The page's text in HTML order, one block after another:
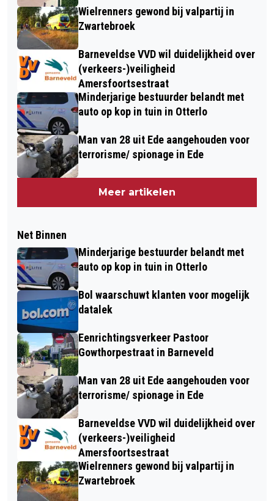
Wielrenners gewond bij valpartij in
Zwartebroek
Barneveldse VVD wil duidelijkheid over
(verkeers-)veiligheid
Amersfoortsestraat
Minderjarige bestuurder belandt met
auto op kop in tuin in Otterlo
Man van 28 uit Ede aangehouden voor
terrorisme/ spionage in Ede
Meer artikelen
Net Binnen
Minderjarige bestuurder belandt met
auto op kop in tuin in Otterlo
Bol waarschuwt klanten voor mogelijk
datalek
Eenrichtingsverkeer Pastoor
Gowthorpestraat in Barneveld
Man van 28 uit Ede aangehouden voor
terrorisme/ spionage in Ede
Barneveldse VVD wil duidelijkheid over
(verkeers-)veiligheid
Amersfoortsestraat
Wielrenners gewond bij valpartij in
Zwartebroek